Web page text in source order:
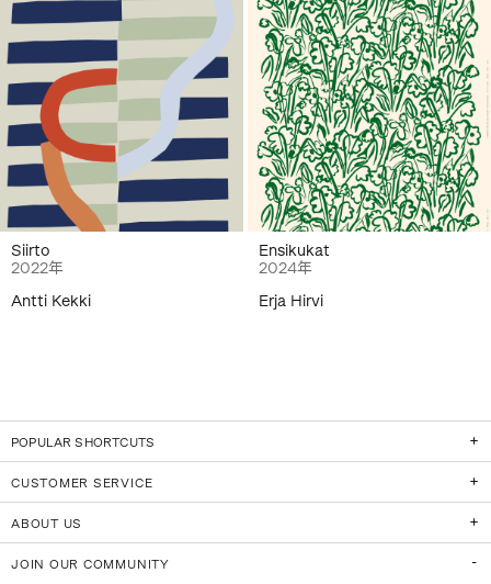
Siirto
2022年
Antti Kekki
Ensikukat
2024年
Erja Hirvi
POPULAR SHORTCUTS
CUSTOMER SERVICE
ABOUT US
JOIN OUR COMMUNITY